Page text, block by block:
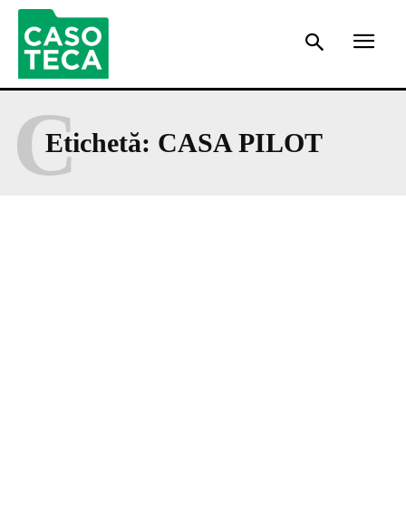
Etichetă: CASA PILOT
C